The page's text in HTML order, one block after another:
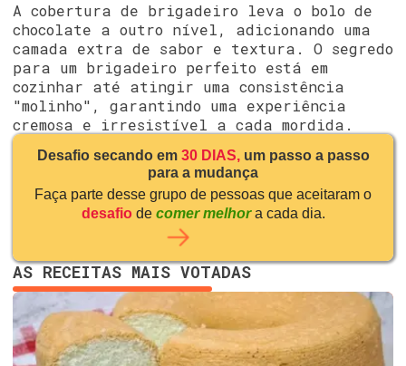
A cobertura de brigadeiro leva o bolo de
chocolate a outro nível, adicionando uma
camada extra de sabor e textura. O segredo
para um brigadeiro perfeito está em
cozinhar até atingir uma consistência
"molinho", garantindo uma experiência
cremosa e irresistível a cada mordida.
Desafio secando em 30 DIAS, um passo a passo
para a mudança
Faça parte desse grupo de pessoas que aceitaram o
desafio de comer melhora cada dia.
AS RECEITAS MAIS VOTADAS